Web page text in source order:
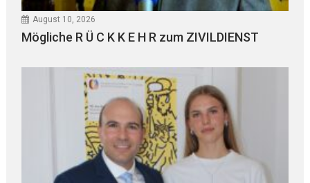
August 10, 2026
Mögliche R Ü C K K E H R zum ZIVILDIENST